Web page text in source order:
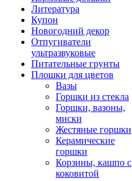
Литература
Купон
Новогодний декор
Отпугиватели
ультразвуковые
Питательные грунты
Плошки для цветов
Вазы
Горшки из стекла
Горшки, вазоны,
миски
Жестяные горшки
Керамические
горшки
Корзины, кашпо с
коковитой